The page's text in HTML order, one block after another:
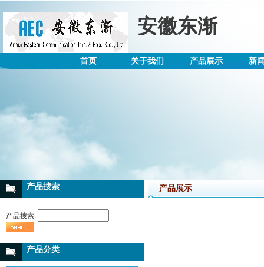
安徽东渐
首页 关于我们 产品展示 新
产品搜索
产品搜索:
产品分类
产品展示